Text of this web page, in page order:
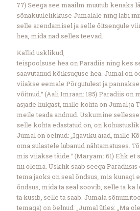
77) Seega see maailm muutub kenaks
sõnakuulelikkuse Jumalale ning läbi
selle arendamisel ja selle õitsengule
hea, mida nad selles teevad.
Kallid usklikud,
teispoolsuse hea on Paradiis ning kes
saavutanud kõiksuguse hea. Jumal on
viiakse eemale Põrgutulest ja
võitnud.“ (Aali Imraan: 185) Paradiis on
asjade hulgast, mille kohta on Jumal ja
meile teada andnud. Uskumine
selle kohta edastatud on, on
Jumal on öelnud: „Igaviku aiad, mille
oma sulastele lubanud nähtamatuses.
mis viiakse täide.“ (Maryam: 61) Ehk et
nii olema. Usklik saab seega
tema jaoks on seal õndsus, mis kunagi
õndsus, mida ta seal soovib, selle ta ka
ta küsib, selle ta saab. Jumala
temaga) on öelnud: „Jumal ütles: „Ma